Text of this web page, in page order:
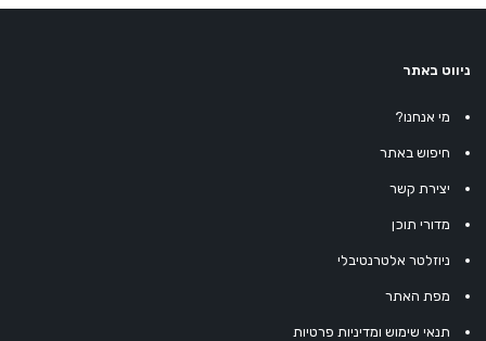
ניווט באתר
מי אנחנו?
חיפוש באתר
יצירת קשר
מדורי תוכן
ניוזלטר אלטרנטיבלי
מפת האתר
תנאי שימוש ומדיניות פרטיות